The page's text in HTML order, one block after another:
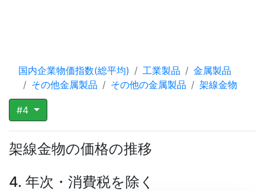
国内企業物価指数(総平均) 工業製品
金属製品
その他金属製品
その他の金属製品 架線金物
#4
架線金物の価格の推移
4. 年次・消費税を除く